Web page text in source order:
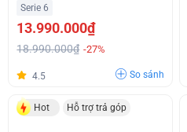
Serie 6
13.990.000₫
18.990.000₫ -27%
4.5 So sánh
Hot Hỗ trợ trả góp